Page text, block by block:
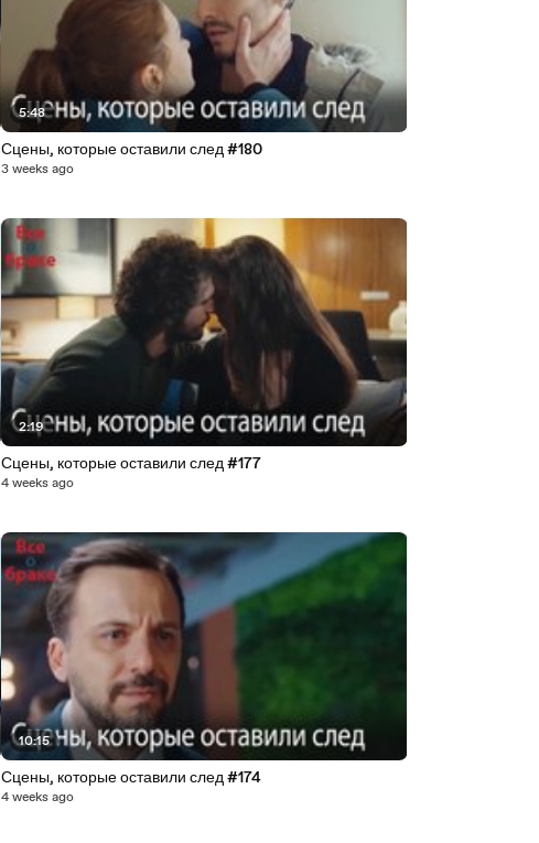
5:48
Сцены, которые оставили след #180
3 weeks ago
2:19
Сцены, которые оставили след #177
4 weeks ago
10:15
Сцены, которые оставили след #174
4 weeks ago